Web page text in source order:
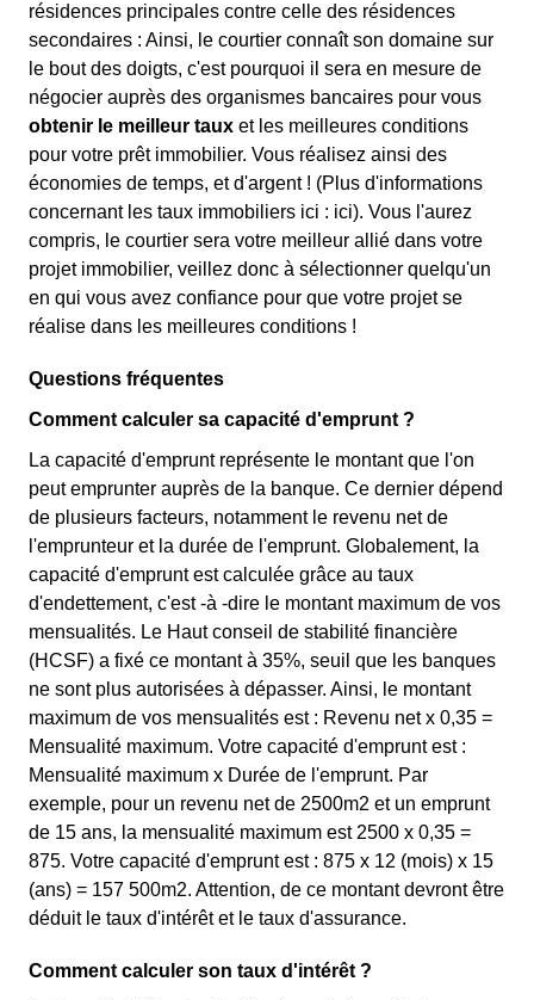
résidences principales contre celle des résidences
secondaires : Ainsi, le courtier connaît son domaine sur
le bout des doigts, c'est pourquoi il sera en mesure de
négocier auprès des organismes bancaires pour vous
obtenir le meilleur taux et les meilleures conditions
pour votre prêt immobilier. Vous réalisez ainsi des
économies de temps, et d'argent ! (Plus d'informations
concernant les taux immobiliers ici : ici). Vous l'aurez
compris, le courtier sera votre meilleur allié dans votre
projet immobilier, veillez donc à sélectionner quelqu'un
en qui vous avez confiance pour que votre projet se
réalise dans les meilleures conditions !
Questions fréquentes
Comment calculer sa capacité d'emprunt ?
La capacité d'emprunt représente le montant que l'on
peut emprunter auprès de la banque. Ce dernier dépend
de plusieurs facteurs, notamment le revenu net de
l'emprunteur et la durée de l'emprunt. Globalement, la
capacité d'emprunt est calculée grâce au taux
d'endettement, c'est -à -dire le montant maximum de vos
mensualités. Le Haut conseil de stabilité financière
(HCSF) a fixé ce montant à 35%, seuil que les banques
ne sont plus autorisées à dépasser. Ainsi, le montant
maximum de vos mensualités est : Revenu net x 0,35 =
Mensualité maximum. Votre capacité d'emprunt est :
Mensualité maximum x Durée de l'emprunt. Par
exemple, pour un revenu net de 2500m2 et un emprunt
de 15 ans, la mensualité maximum est 2500 x 0,35 =
875. Votre capacité d'emprunt est : 875 x 12 (mois) x 15
(ans) = 157 500m2. Attention, de ce montant devront être
déduit le taux d'intérêt et le taux d'assurance.
Comment calculer son taux d'intérêt ?